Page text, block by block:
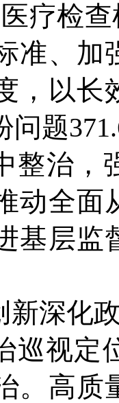
疗检
准、加
，以长
问题
整治，
动全面
基层监
新深化
巡视定
。高质